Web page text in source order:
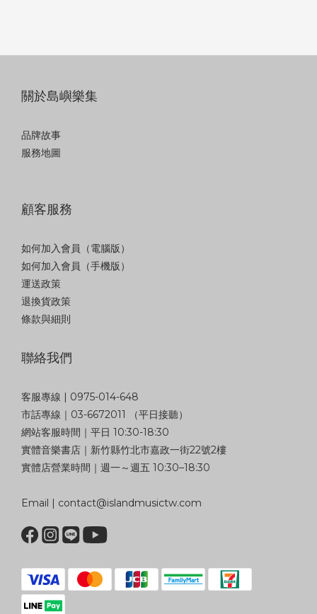
關於島嶼樂集
品牌故事
服務地圖
顧客服務
如何加入會員（電腦版）
如何加入會員（手機版）
運送政策
退換貨政策
條款與細則
聯絡我們
客服專線 | 0975-014-648
市話專線｜03-6672011 （平日接聽）
網站客服時間｜平日 10:30-18:30
實體音樂書店｜新竹縣竹北市嘉政一街22號2樓
實體店營業時間｜週一～週五 10:30–18:30
Email | contact@islandmusictw.com